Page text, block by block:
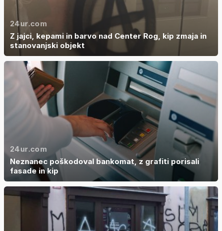
24ur.com
Z jajci, kepami in barvo nad Center Rog, kip zmaja in
stanovanjski objekt
24ur.com
Neznanec poškodoval bankomat, z grafiti porisali
fasade in kip